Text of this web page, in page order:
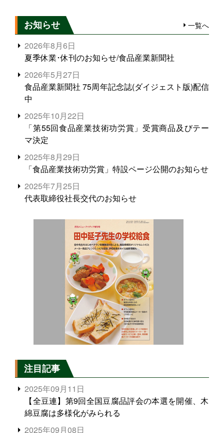
お知らせ 一覧へ
2026年8月6日
夏季休業･休刊のお知らせ/食品産業新聞社
2026年5月27日
食品産業新聞社 75周年記念誌(ダイジェスト版)配信
中
2025年10月22日
「第55回食品産業技術功労賞」受賞商品及びテー
マ決定
2025年8月29日
「食品産業技術功労賞」特設ページ公開のお知らせ
2025年7月25日
代表取締役社長交代のお知らせ
注目記事
2025年09月11日
【全豆連】第9回全国豆腐品評会の本選を開催、木
綿豆腐は多様化がみられる
2025年09月08日